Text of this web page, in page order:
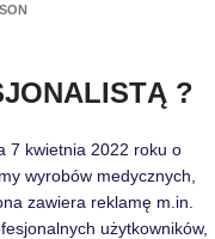
?
7 kwietnia 2022 roku o
wyrobów medycznych,
zawiera reklamę m.in.
użytkowników,